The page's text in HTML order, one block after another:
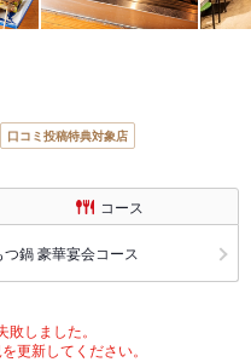
口コミ投稿特典対象店
コース
鍋 豪華宴会コース
しました。
更新してください。